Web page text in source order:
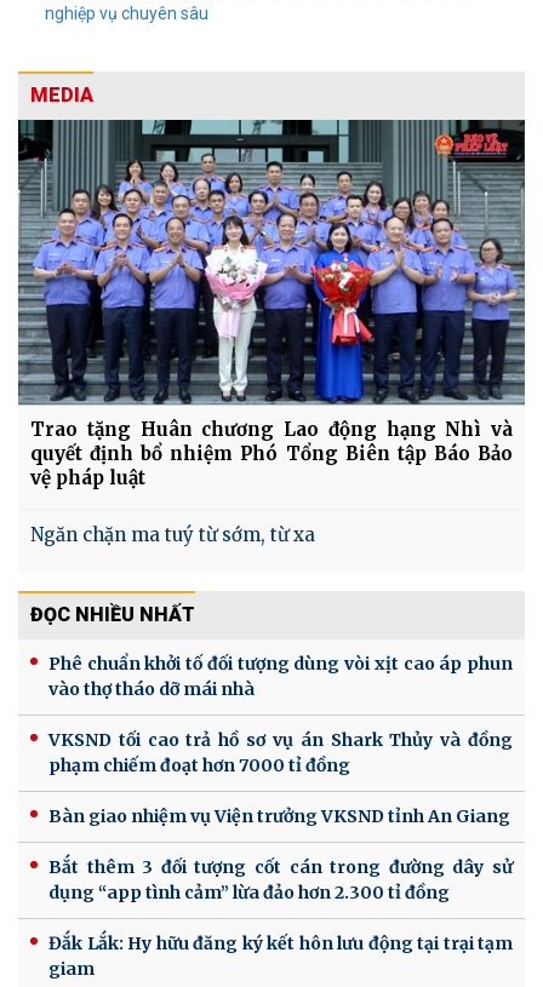
nghiệp vụ chuyên sâu
MEDIA
Trao tặng Huân chương Lao động hạng Nhì và
quyết định bổ nhiệm Phó Tổng Biên tập Báo Bảo
vệ pháp luật
Ngăn chặn ma tuý từ sớm, từ xa
ĐỌC NHIỀU NHẤT
Phê chuẩn khởi tố đối tượng dùng vòi xịt cao áp phun
vào thợ tháo dỡ mái nhà
VKSND tối cao trả hồ sơ vụ án Shark Thủy và đồng
phạm chiếm đoạt hơn 7000 tỉ đồng
Bàn giao nhiệm vụ Viện trưởng VKSND tỉnh An Giang
Bắt thêm 3 đối tượng cốt cán trong đường dây sử
dụng “app tình cảm” lừa đảo hơn 2.300 tỉ đồng
Đắk Lắk: Hy hữu đăng ký kết hôn lưu động tại trại tạm
giam